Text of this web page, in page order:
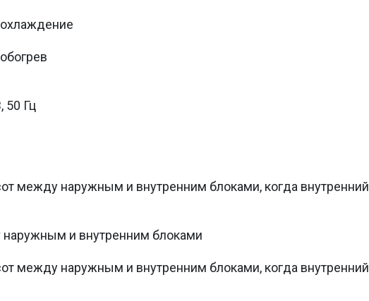
50 Гц
между наружным и внутренним блоками, когда внутренний
и внутренним блоками
между наружным и внутренним блоками, когда внутренний